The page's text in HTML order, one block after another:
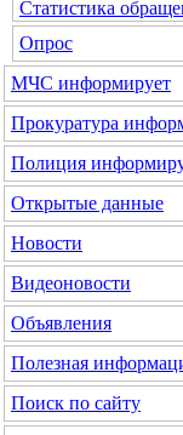
Статистика
Опрос
МЧС информирует
Прокуратура
Полиция
Открытые данные
Новости
Видеоновости
Объявления
Полезная
Поиск по сайту